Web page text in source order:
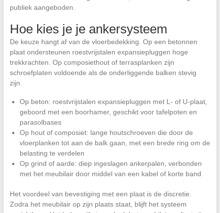
publiek aangeboden.
Hoe kies je je ankersysteem
De keuze hangt af van de vloerbedekking. Op een betonnen
plaat ondersteunen roestvrijstalen expansiepluggen hoge
trekkrachten. Op composiethout of terrasplanken zijn
schroefplaten voldoende als de onderliggende balken stevig
zijn.
Op beton: roestvrijstalen expansiepluggen met L- of U-plaat,
geboord met een boorhamer, geschikt voor tafelpoten en
parasolbases
Op hout of composiet: lange houtschroeven die door de
vloerplanken tot aan de balk gaan, met een brede ring om de
belasting te verdelen
Op grind of aarde: diep ingeslagen ankerpalen, verbonden
met het meubilair door middel van een kabel of korte band
Het voordeel van bevestiging met een plaat is de discretie.
Zodra het meubilair op zijn plaats staat, blijft het systeem